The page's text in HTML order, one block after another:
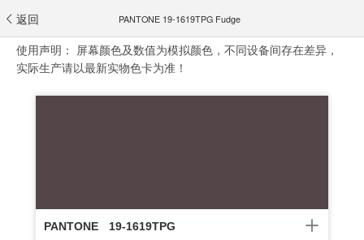
返回 PANTONE 19-1619TPG Fudge
使用声明： 屏幕颜色及数值为模拟颜色，不同设备间存在差异，
实际生产请以最新实物色卡为准！
PANTONE
19-1619TPG